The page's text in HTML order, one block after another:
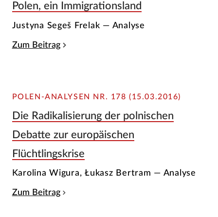
Polen, ein Immigrationsland
Justyna Segeš Frelak — Analyse
Zum Beitrag
POLEN-ANALYSEN NR. 178 (15.03.2016)
Die Radikalisierung der polnischen
Debatte zur europäischen
Flüchtlingskrise
Karolina Wigura, Łukasz Bertram — Analyse
Zum Beitrag